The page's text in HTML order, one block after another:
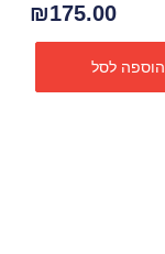
₪175.00
הוספה לסל